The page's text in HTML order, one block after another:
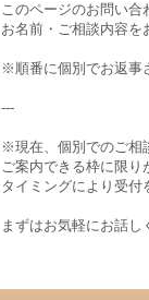
このページのお問い合
お名前・ご相談内容を
※順番に個別でお返事
---
※現在、個別でのご相
ご案内できる枠に限り
タイミングにより受付
まずはお気軽にお話し